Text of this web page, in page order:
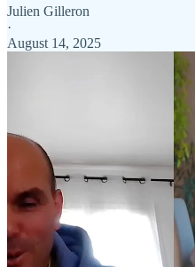
Julien Gilleron
·
August 14, 2025